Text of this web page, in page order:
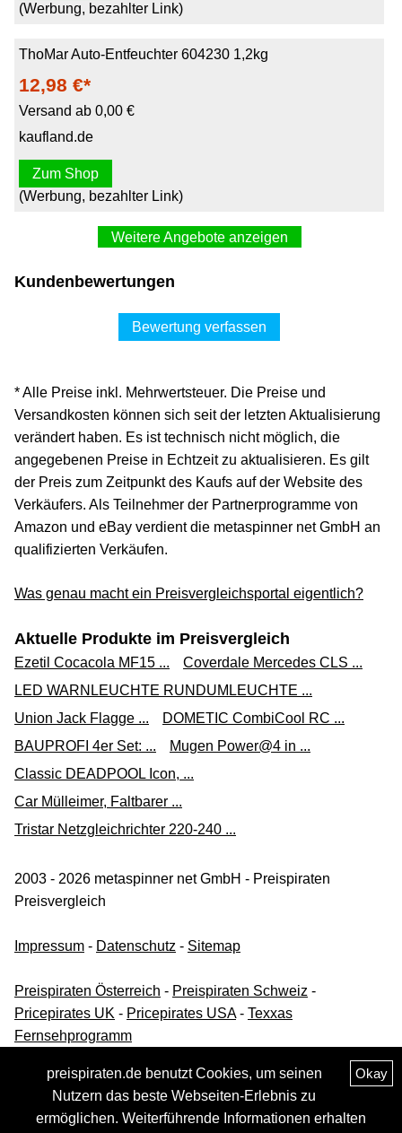
(Werbung, bezahlter Link)
ThoMar Auto-Entfeuchter 604230 1,2kg
12,98 €*
Versand ab 0,00 €
kaufland.de
Zum Shop
(Werbung, bezahlter Link)
Weitere Angebote anzeigen
12,99 €*
Versand ab 0,00 €
Zum Shop
(Werbung, bezahlter Link)
Thomar airdry Auto-Entfeuchter Duo, 2 x 0,6 kg Kissen
604230
13,50 €*
Versand ab 0,00 €
(Werbung, bezahlter Link)
ThoMar AirDry Entfeuchter Turbo Duo (24.00 l/24h)
14,80 €*
Zum Shop
ThoMar Auto-Entfeuchter Airdry DUO 2 x 600 g
Versand ab 4,95 €
Zum Shop
(Werbung, bezahlter Link)
ThoMar Airdry Auto-Entfeuchter Duo 2x600 g
Autoentfeuchter Luftentfeuchter NEU
Kundenbewertungen
Bewertung verfassen
* Alle Preise inkl. Mehrwertsteuer. Die Preise und
Versandkosten können sich seit der letzten Aktualisierung
verändert haben. Es ist technisch nicht möglich, die
angegebenen Preise in Echtzeit zu aktualisieren. Es gilt
der Preis zum Zeitpunkt des Kaufs auf der Website des
Verkäufers. Als Teilnehmer der Partnerprogramme von
Amazon und eBay verdient die metaspinner net GmbH an
qualifizierten Verkäufen.
Was genau macht ein Preisvergleichsportal eigentlich?
Aktuelle Produkte im Preisvergleich
Ezetil Cocacola MF15 ...
Coverdale Mercedes CLS ...
LED WARNLEUCHTE RUNDUMLEUCHTE ...
Union Jack Flagge ...
DOMETIC CombiCool RC ...
BAUPROFI 4er Set: ...
Mugen Power@4 in ...
Classic DEADPOOL Icon, ...
Car Mülleimer, Faltbarer ...
Tristar Netzgleichrichter 220-240 ...
2003 - 2026 metaspinner net GmbH - Preispiraten
Preisvergleich
Impressum - Datenschutz - Sitemap
Preispiraten Österreich - Preispiraten Schweiz -
Pricepirates UK - Pricepirates USA- Texxas
Fernsehprogramm
Okay
preispiraten.de benutzt Cookies, um seinen
Nutzern das beste Webseiten-Erlebnis zu
ermöglichen. Weiterführende Informationen erhalten